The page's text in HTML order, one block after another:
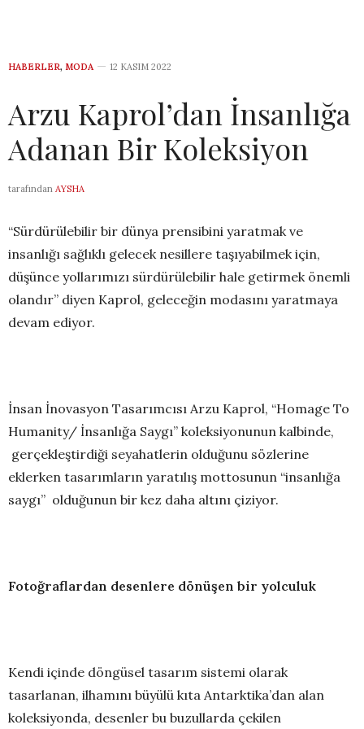
HABERLER, MODA 12 KASIM 2022
Arzu Kaprol’dan İnsanlığa
Adanan Bir Koleksiyon
tarafından AYSHA
“Sürdürülebilir bir dünya prensibini yaratmak ve
insanlığı sağlıklı gelecek nesillere taşıyabilmek için,
düşünce yollarımızı sürdürülebilir hale getirmek önemli
olandır” diyen Kaprol, geleceğin modasını yaratmaya
devam ediyor.
İnsan İnovasyon Tasarımcısı Arzu Kaprol, “Homage To
Humanity/ İnsanlığa Saygı” koleksiyonunun kalbinde,
gerçekleştirdiği seyahatlerin olduğunu sözlerine
eklerken tasarımların yaratılış mottosunun “insanlığa
saygı” olduğunun bir kez daha altını çiziyor.
Fotoğraflardan desenlere dönüşen bir yolculuk
Kendi içinde döngüsel tasarım sistemi olarak
tasarlanan, ilhamını büyülü kıta Antarktika’dan alan
koleksiyonda, desenler bu buzullarda çekilen